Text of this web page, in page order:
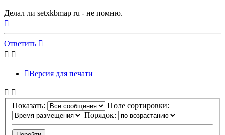
Делал ли setxkbmap ru - не помню.
началу
Ответить
Версия для печати
Показать:
Поле сортировки:
Порядок: